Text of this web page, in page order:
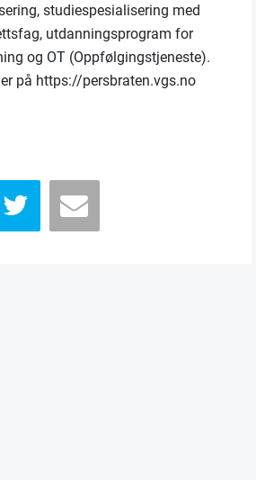
studiespesialisering med
utdanningsprogram for
og OT (Oppfølgingstjeneste).
på https://persbraten.vgs.no